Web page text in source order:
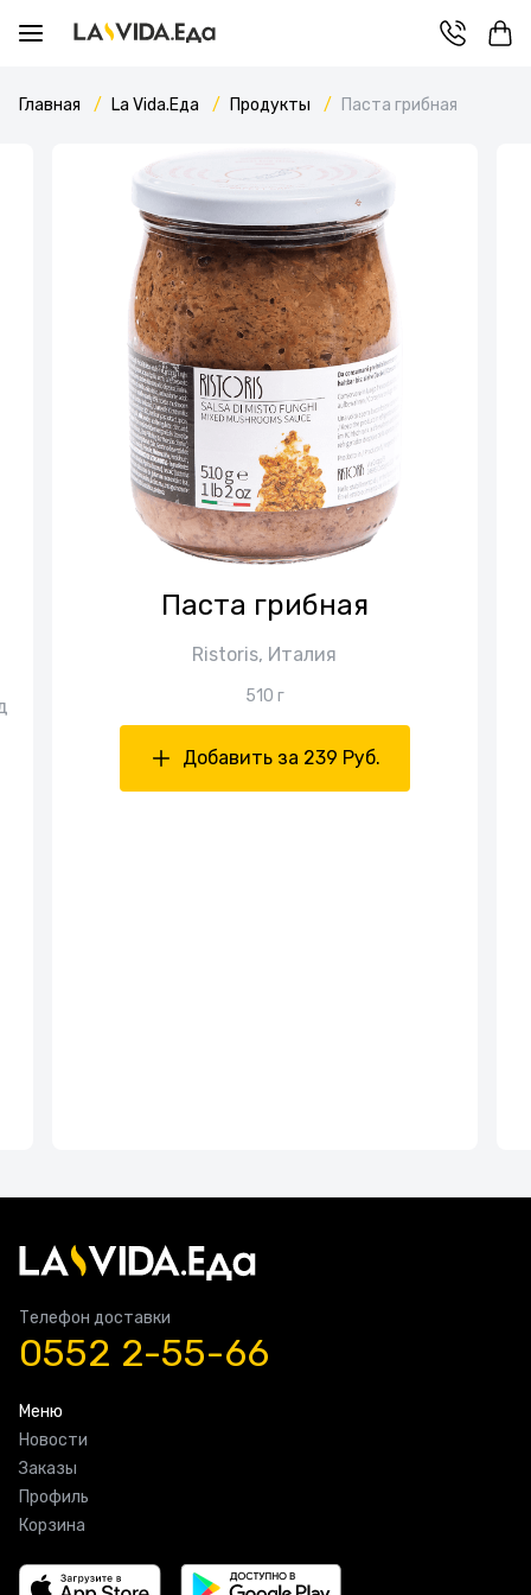
Главная La Vida.Еда Продукты Паста грибная
Паста грибная
Ristoris, Италия
510 г
Добавить за 239 Руб.
Телефон доставки
0552 2-55-66
Меню
Новости
Заказы
Профиль
Корзина